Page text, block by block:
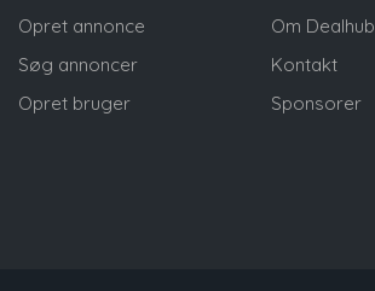
Opret annonce
Søg annoncer
Opret bruger
Om Dealhub
Kontakt
Sponsorer